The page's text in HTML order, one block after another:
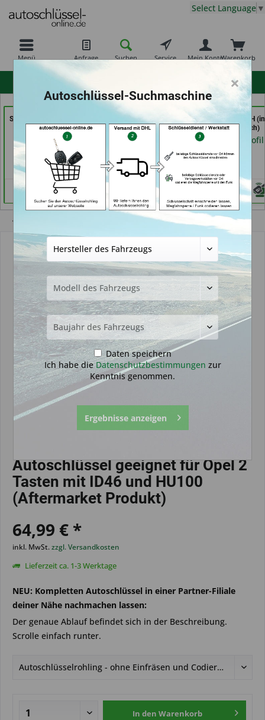
Menü Anfrage Suchen Service Warenkorb
Mein Konto
Select Language ▼
Shoes & Keys by Eski (in
Erlangen)
Händlerprofil
Demuro Schuh &
Schlüsseldienst (in
Grevenbroich)
Key Tec GmbH (in
Grevenbroich)
Händlerprofil
Autoschlüssel geeignet für Opel 2
Tasten mit ID46 und HU100
(Aftermarket Produkt)
64,99 € *
inkl. MwSt.zzgl. Versandkosten
Lieferzeit ca. 1-3 Werktage
NEU: Kompletten Autoschlüssel in einer Partner-Filiale
deiner Nähe nachmachen lassen:
Der genaue Ablauf befindet sich in der Beschreibung.
Scrolle einfach runter.
In den Warenkorb
×
Autoschlüssel-Suchmaschine
Daten speichern
Ich habe dieDatenschutzbestimmungen zur
Kenntnis genommen.
Ergebnisse anzeigen